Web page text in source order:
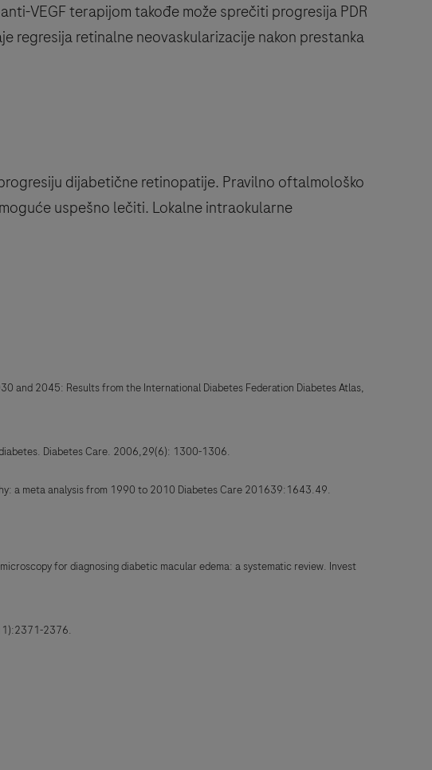
VEGF terapijom takođe može sprečiti progresija PDR
regresija retinalne neovaskularizacije nakon prestanka
dijabetične retinopatije. Pravilno oftalmološko
uspešno lečiti. Lokalne intraokularne
and 2045: Results from the International Diabetes Federation Diabetes Atlas,
Diabetes Care. 2006,29(6): 1300-1306.
a meta analysis from 1990 to 2010 Diabetes Care 201639:1643.49.
for diagnosing diabetic macular edema: a systematic review. Invest
2376.